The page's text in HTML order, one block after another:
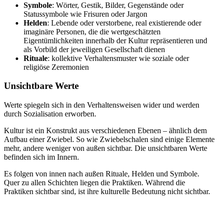
Symbole: Wörter, Gestik, Bilder, Gegenstände oder
Statussymbole wie Frisuren oder Jargon
Helden: Lebende oder verstorbene, real existierende oder
imaginäre Personen, die die wertgeschätzten
Eigentümlichkeiten innerhalb der Kultur repräsentieren und
als Vorbild der jeweiligen Gesellschaft dienen
Rituale: kollektive Verhaltensmuster wie soziale oder
religiöse Zeremonien
Unsichtbare Werte
Werte spiegeln sich in den Verhaltensweisen wider und werden
durch Sozialisation erworben.
Kultur ist ein Konstrukt aus verschiedenen Ebenen – ähnlich dem
Aufbau einer Zwiebel. So wie Zwiebelschalen sind einige Elemente
mehr, andere weniger von außen sichtbar. Die unsichtbaren Werte
befinden sich im Innern.
Es folgen von innen nach außen Rituale, Helden und Symbole.
Quer zu allen Schichten liegen die Praktiken. Während die
Praktiken sichtbar sind, ist ihre kulturelle Bedeutung nicht sichtbar.